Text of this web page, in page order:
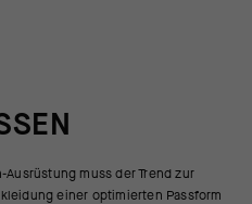
muss der Trend zur
einer optimierten Passform